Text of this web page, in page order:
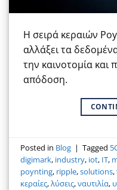
Η σειρά κεραιών
αλλάξει τα
την καινοτομία και
απόδοση.
Posted in Blog | Tagged
digimark, industry, iot, IT,
poynting, ripple,solutions,
κεραίες,λύσεις,ναυτιλία,